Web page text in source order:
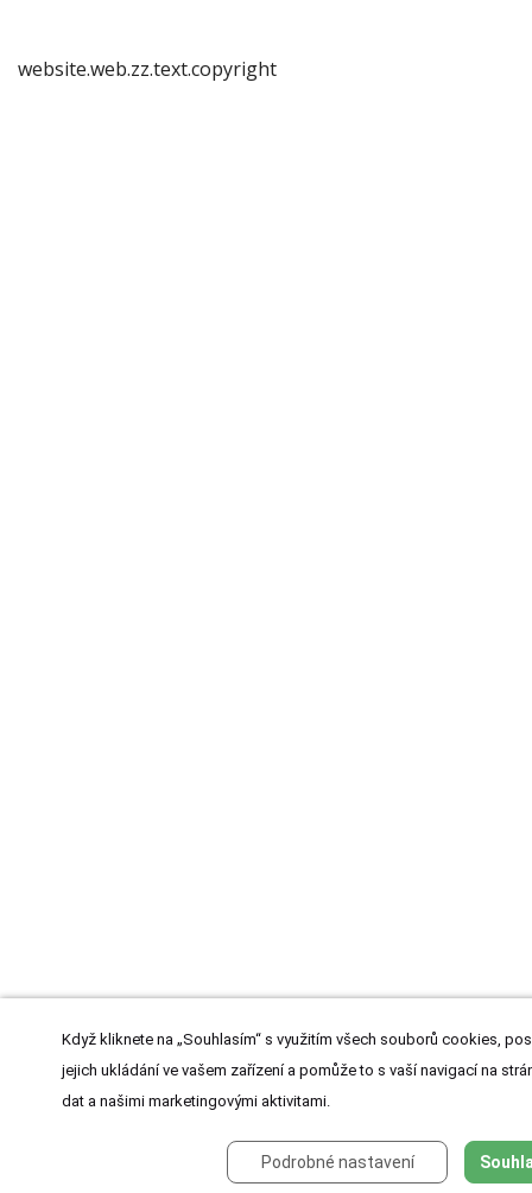
website.web.zz.text.copyright
Když kliknete na „Souhlasím“ s využitím všech souborů cookies,
jejich ukládání ve vašem zařízení a pomůže to s vaší navigací na
dat a našimi marketingovými aktivitami.
Podrobné nastavení